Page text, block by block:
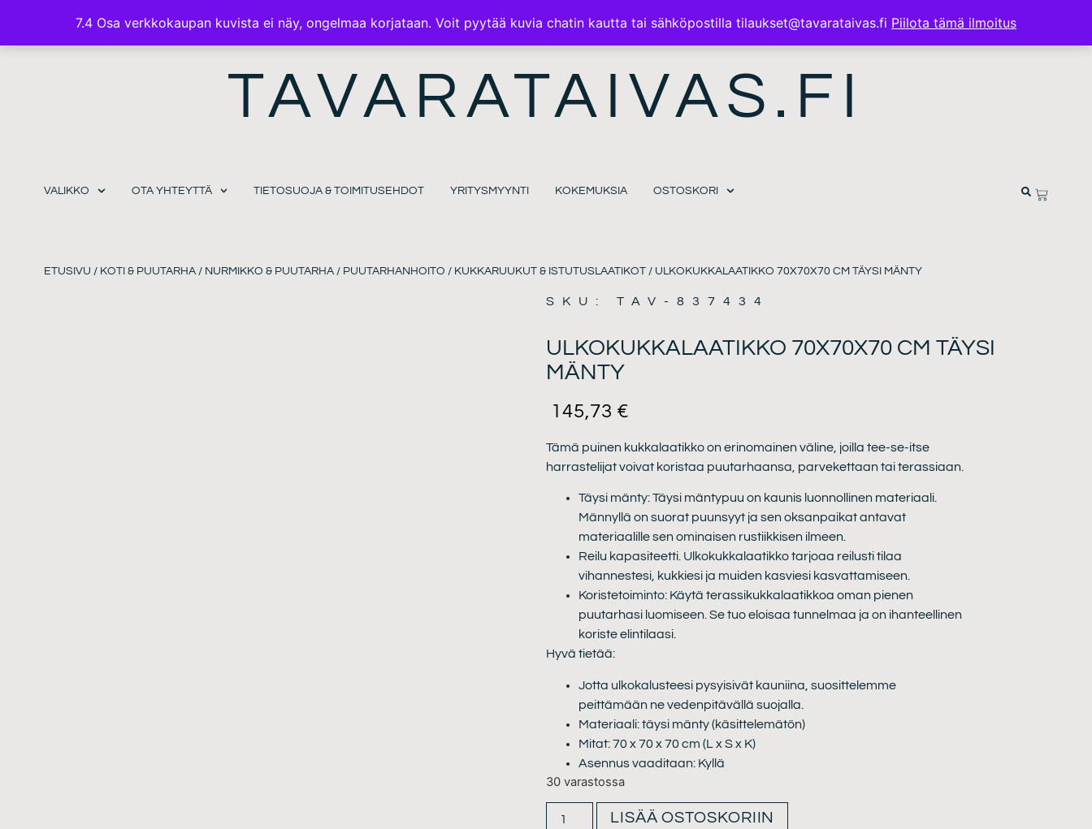
7.4 Osa verkkokaupan kuvista ei näy, ongelmaa korjataan. Voit pyytää kuvia chatin kautta tai sähköpostilla tilaukset@tavarataivas.fi Piilota tämä ilmoitus
ILMAINEN TOIMITUS 100€ TILAUKSISSA
TAVARATAIVAS.FI
VALIKKO OTA YHTEYTTÄ TIETOSUOJA & TOIMITUSEHDOT YRITYSMYYNTI KOKEMUKSIA OSTOSKORI
ETUSIVU / KOTI & PUUTARHA/ NURMIKKO & PUUTARHA/ PUUTARHANHOITO / KUKKARUUKUT & ISTUTUSLAATIKOT/ ULKOKUKKALAATIKKO 70X70X70 CM TÄYSI MÄNTY
SKU: TAV-837434
ULKOKUKKALAATIKKO 70X70X70 CM TÄYSI
MÄNTY
145,73 €
Tämä puinen kukkalaatikko on erinomainen väline, joilla tee-se-itse
harrastelijat voivat koristaa puutarhaansa, parvekettaan tai terassiaan.
Täysi mänty: Täysi mäntypuu on kaunis luonnollinen materiaali.
Männyllä on suorat puunsyyt ja sen oksanpaikat antavat
materiaalille sen ominaisen rustiikkisen ilmeen.
Reilu kapasiteetti. Ulkokukkalaatikko tarjoaa reilusti tilaa
vihannestesi, kukkiesi ja muiden kasviesi kasvattamiseen.
Koristetoiminto: Käytä terassikukkalaatikkoa oman pienen
puutarhasi luomiseen. Se tuo eloisaa tunnelmaa ja on ihanteellinen
koriste elintilaasi.
Hyvä tietää:
Jotta ulkokalusteesi pysyisivät kauniina, suosittelemme
peittämään ne vedenpitävällä suojalla.
Materiaali: täysi mänty (käsittelemätön)
Mitat: 70 x 70 x 70 cm (L x S x K)
Asennus vaaditaan: Kyllä
30 varastossa
LISÄÄ OSTOSKORIIN